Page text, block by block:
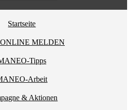
Startseite
MELDEN
Tipps
Arbeit
& Aktionen